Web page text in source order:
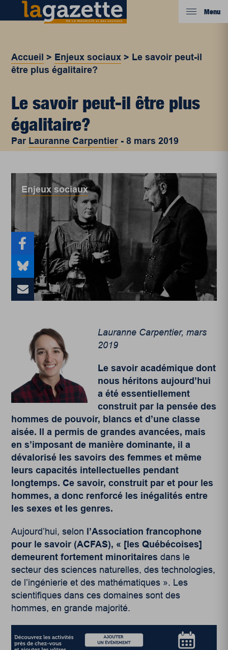
Menu
Accueil > Enjeux sociaux > Le savoir peut-il
être plus égalitaire?
Le savoir peut-il être plus
égalitaire?
Par Lauranne Carpentier -8 mars 2019
Enjeux sociaux
Lauranne Carpentier, mars
2019
Le savoir académique dont
nous héritons aujourd’hui
a été essentiellement
construit par la pensée des
hommes de pouvoir, blancs et d’une classe
aisée. Il a permis de grandes avancées, mais
en s’imposant de manière dominante, il a
dévalorisé les savoirs des femmes et même
leurs capacités intellectuelles pendant
longtemps. Ce savoir, construit par et pour les
hommes, a donc renforcé les inégalités entre
les sexes et les genres.
Aujourd’hui, selon l’Association francophone
pour le savoir (ACFAS), « [les Québécoises]
demeurent fortement minoritaires dans le
secteur des sciences naturelles, des technologies,
de l’ingénierie et des mathématiques ». Les
scientifiques dans ces domaines sont des
hommes, en grande majorité.